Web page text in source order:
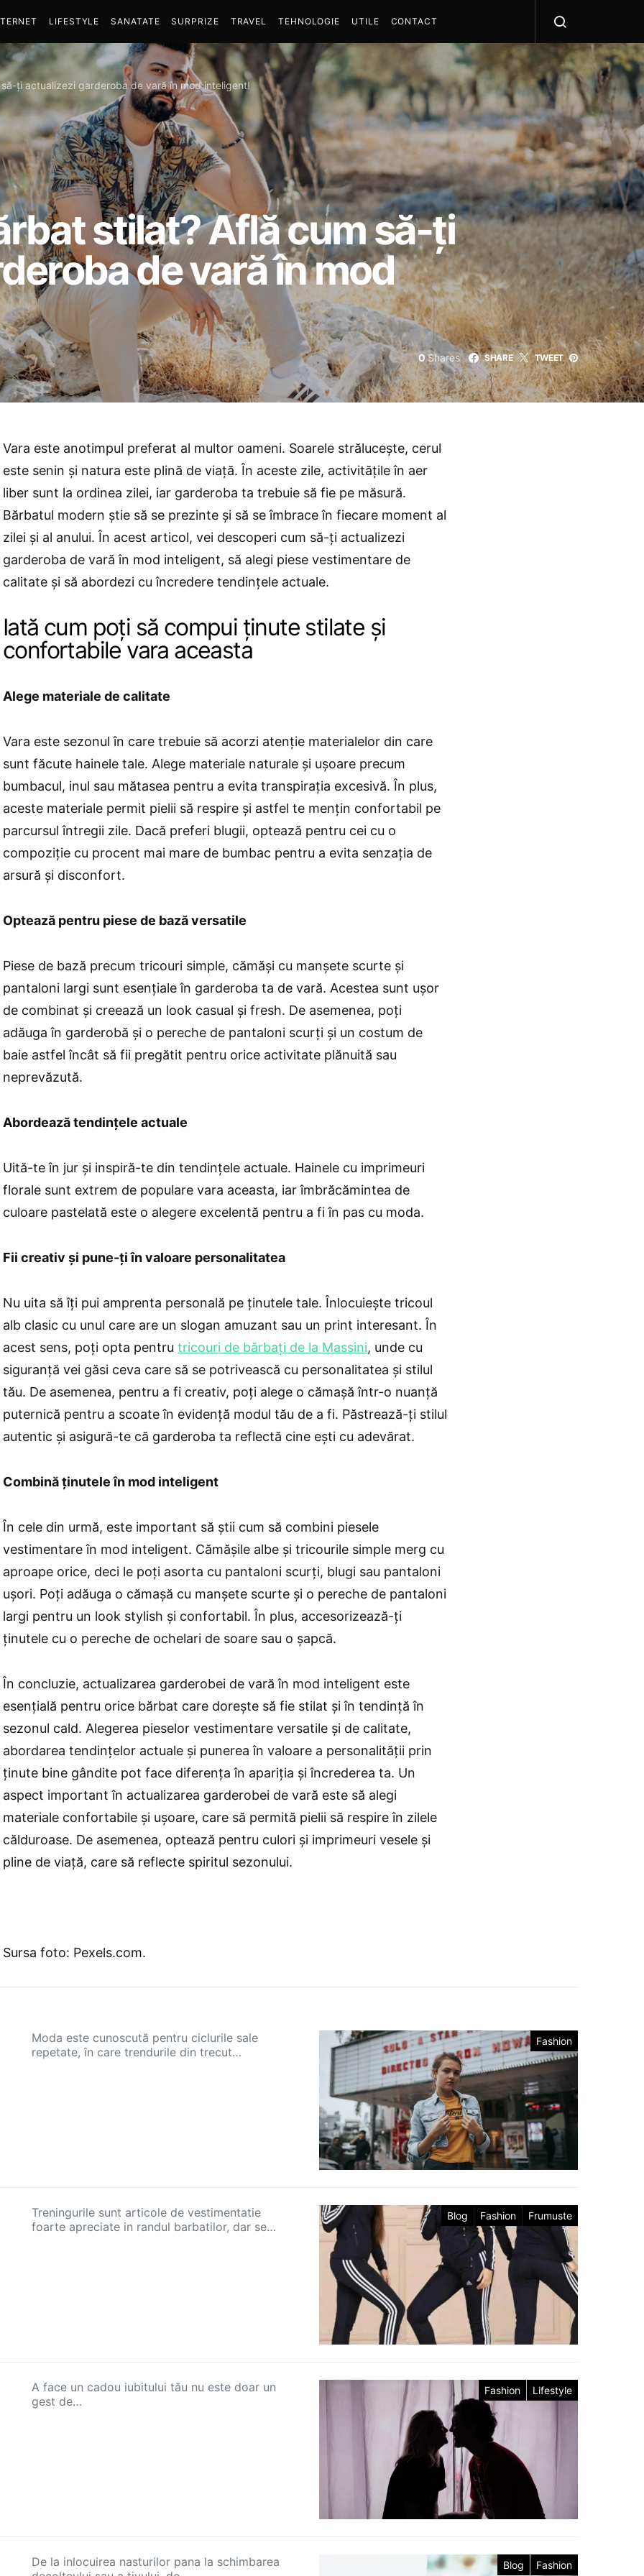
LIFESTYLE SANATATE SURPRIZE TRAVEL TEHNOLOGIE UTILE CONTACT
ți actualizezi garderoba de vară în mod inteligent!
stilat? Află cum să-ți
de vară în mod
0 Shares SHARE TWEET
Vara este anotimpul preferat al multor oameni. Soarele strălucește, cerul
este senin și natura este plină de viață. În aceste zile, activitățile în aer
liber sunt la ordinea zilei, iar garderoba ta trebuie să fie pe măsură.
Bărbatul modern știe să se prezinte și să se îmbrace în fiecare moment al
zilei și al anului. În acest articol, vei descoperi cum să-ți actualizezi
garderoba de vară în mod inteligent, să alegi piese vestimentare de
calitate și să abordezi cu încredere tendințele actuale.
Iată cum poți să compui ținute stilate și
confortabile vara aceasta
Alege materiale de calitate
Vara este sezonul în care trebuie să acorzi atenție materialelor din care
sunt făcute hainele tale. Alege materiale naturale și ușoare precum
bumbacul, inul sau mătasea pentru a evita transpirația excesivă. În plus,
aceste materiale permit pielii să respire și astfel te mențin confortabil pe
parcursul întregii zile. Dacă preferi blugii, optează pentru cei cu o
compoziție cu procent mai mare de bumbac pentru a evita senzația de
arsură și disconfort.
Optează pentru piese de bază versatile
Piese de bază precum tricouri simple, cămăși cu manșete scurte și
pantaloni largi sunt esențiale în garderoba ta de vară. Acestea sunt ușor
de combinat și creează un look casual și fresh. De asemenea, poți
adăuga în garderobă și o pereche de pantaloni scurți și un costum de
baie astfel încât să fii pregătit pentru orice activitate plănuită sau
neprevăzută.
Abordează tendințele actuale
Uită-te în jur și inspiră-te din tendințele actuale. Hainele cu imprimeuri
florale sunt extrem de populare vara aceasta, iar îmbrăcămintea de
culoare pastelată este o alegere excelentă pentru a fi în pas cu moda.
Fii creativ și pune-ți în valoare personalitatea
Nu uita să îți pui amprenta personală pe ținutele tale. Înlocuiește tricoul
alb clasic cu unul care are un slogan amuzant sau un print interesant. În
acest sens, poți opta pentru tricouri de bărbați de la Massini, unde cu
siguranță vei găsi ceva care să se potrivească cu personalitatea și stilul
tău. De asemenea, pentru a fi creativ, poți alege o cămașă într-o nuanță
puternică pentru a scoate în evidență modul tău de a fi. Păstrează-ți stilul
autentic și asigură-te că garderoba ta reflectă cine ești cu adevărat.
Combină ținutele în mod inteligent
În cele din urmă, este important să știi cum să combini piesele
vestimentare în mod inteligent. Cămășile albe și tricourile simple merg cu
aproape orice, deci le poți asorta cu pantaloni scurți, blugi sau pantaloni
ușori. Poți adăuga o cămașă cu manșete scurte și o pereche de pantaloni
largi pentru un look stylish și confortabil. În plus, accesorizează-ți
ținutele cu o pereche de ochelari de soare sau o șapcă.
În concluzie, actualizarea garderobei de vară în mod inteligent este
esențială pentru orice bărbat care dorește să fie stilat și în tendință în
sezonul cald. Alegerea pieselor vestimentare versatile și de calitate,
abordarea tendințelor actuale și punerea în valoare a personalității prin
ținute bine gândite pot face diferența în apariția și încrederea ta. Un
aspect important în actualizarea garderobei de vară este să alegi
materiale confortabile și ușoare, care să permită pielii să respire în zilele
călduroase. De asemenea, optează pentru culori și imprimeuri vesele și
pline de viață, care să reflecte spiritul sezonului.
Sursa foto: Pexels.com.
Fashion
Moda este cunoscută pentru ciclurile sale
repetate, în care trendurile din trecut…
Blog Fashion Frumuste
Treningurile sunt articole de vestimentatie
foarte apreciate in randul barbatilor, dar se…
Fashion Lifestyle
A face un cadou iubitului tău nu este doar un
gest de…
Blog Fashion
De la inlocuirea nasturilor pana la schimbarea